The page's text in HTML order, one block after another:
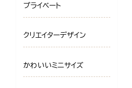
プライベート
クリエイターデザイン
かわいいミニサイズ